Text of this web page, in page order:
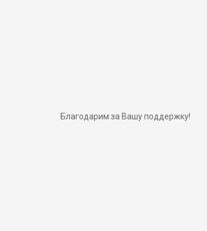
Благодарим за Вашу поддержку!